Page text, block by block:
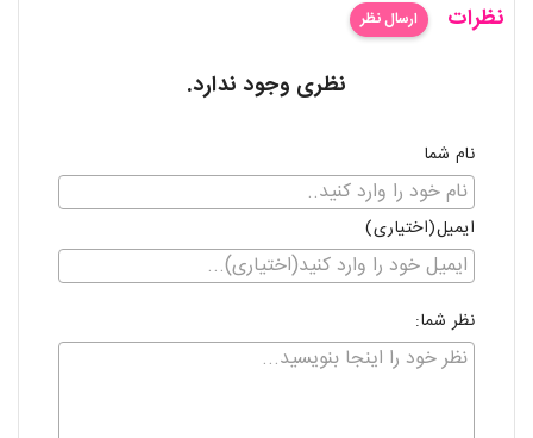
نظرات ارسال نظر
نظری وجود ندارد.
نام شما
ایمیل(اختیاری)
نظر شما: